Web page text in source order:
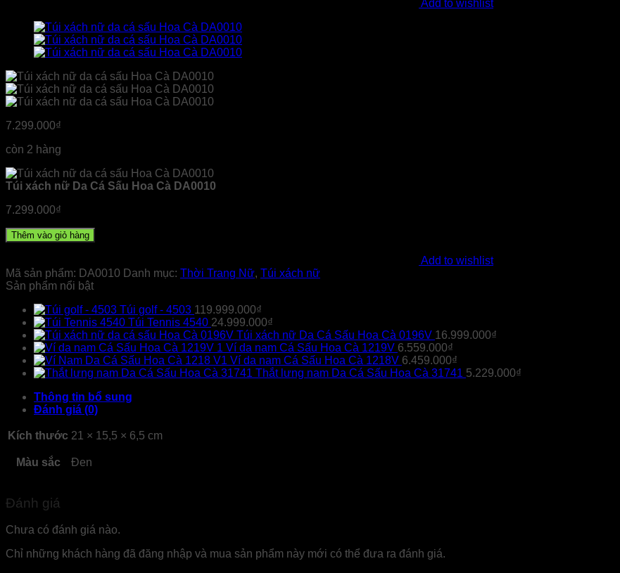
Add to wishlist
7.299.000₫
còn 2 hàng
Túi xách nữ Da Cá Sấu Hoa Cà DA0010
7.299.000₫
Thêm vào giỏ hàng
Add to wishlist
Mã sản phẩm: DA0010 Danh mục: Thời Trang Nữ, Túi xách nữ
Sản phẩm nổi bật
Túi golf - 4503 119.999.000₫
Túi Tennis 4540 24.999.000₫
Túi xách nữ Da Cá Sấu Hoa Cà 0196V 16.999.000₫
Ví da nam Cá Sấu Hoa Cà 1219V 6.559.000₫
Ví da nam Cá Sấu Hoa Cà 1218V 6.459.000₫
Thắt lưng nam Da Cá Sấu Hoa Cà 31741 5.229.000₫
Thông tin bổ sung
Đánh giá (0)
Kích thước 21 × 15,5 × 6,5 cm
Màu sắc Đen
Đánh giá
Chưa có đánh giá nào.
Chỉ những khách hàng đã đăng nhập và mua sản phẩm này mới có thể đưa ra đánh giá.